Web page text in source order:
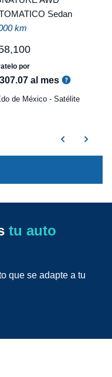
Sedan
km
,100
por
307.07 al mes
de México - Satélite
tu auto
que se adapte a tu